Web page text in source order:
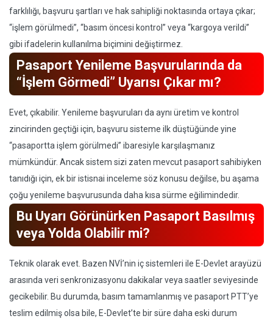
farklılığı, başvuru şartları ve hak sahipliği noktasında ortaya çıkar;
“işlem görülmedi”, “basım öncesi kontrol” veya “kargoya verildi”
gibi ifadelerin kullanılma biçimini değiştirmez.
Pasaport Yenileme Başvurularında da
“İşlem Görmedi” Uyarısı Çıkar mı?
Evet, çıkabilir. Yenileme başvuruları da aynı üretim ve kontrol
zincirinden geçtiği için, başvuru sisteme ilk düştüğünde yine
“pasaportta işlem görülmedi” ibaresiyle karşılaşmanız
mümkündür. Ancak sistem sizi zaten mevcut pasaport sahibiyken
tanıdığı için, ek bir istisnai inceleme söz konusu değilse, bu aşama
çoğu yenileme başvurusunda daha kısa sürme eğilimindedir.
Bu Uyarı Görünürken Pasaport Basılmış
veya Yolda Olabilir mi?
Teknik olarak evet. Bazen NVİ’nin iç sistemleri ile E-Devlet arayüzü
arasında veri senkronizasyonu dakikalar veya saatler seviyesinde
gecikebilir. Bu durumda, basım tamamlanmış ve pasaport PTT’ye
teslim edilmiş olsa bile, E-Devlet’te bir süre daha eski durum